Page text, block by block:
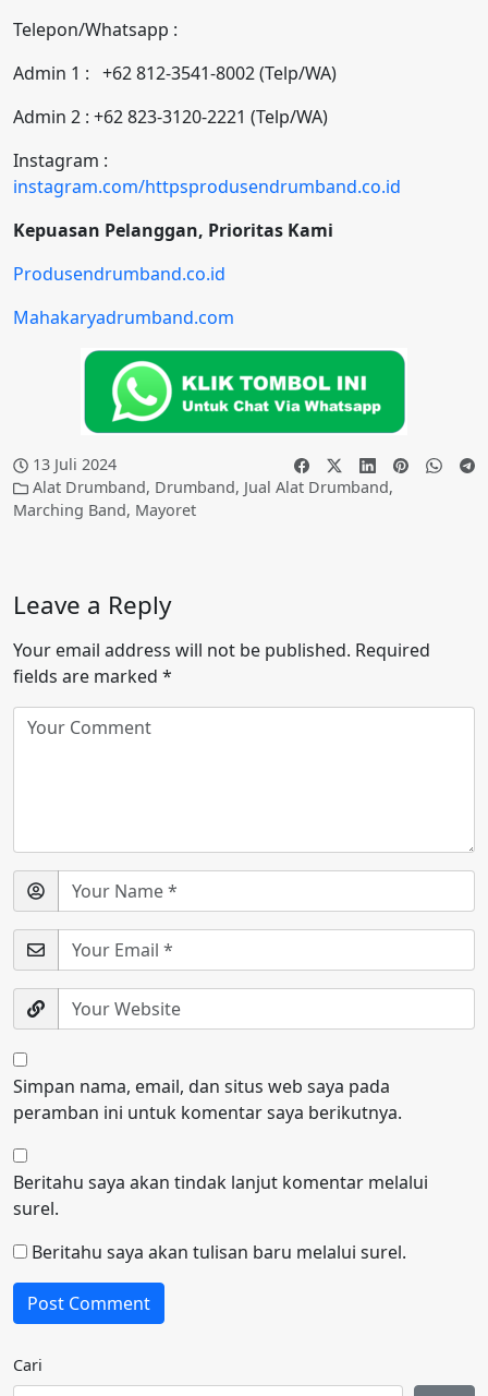
Telepon/Whatsapp :
Admin 1 : +62 812-3541-8002 (Telp/WA)
Admin 2 : +62 823-3120-2221 (Telp/WA)
Instagram :
instagram.com/httpsprodusendrumband.co.id
Kepuasan Pelanggan, Prioritas Kami
Produsendrumband.co.id
Mahakaryadrumband.com
13 Juli 2024
Alat Drumband, Drumband, Jual Alat Drumband,
Marching Band, Mayoret
Leave a Reply
Your email address will not be published. Required
fields are marked *
Simpan nama, email, dan situs web saya pada
peramban ini untuk komentar saya berikutnya.
Beritahu saya akan tindak lanjut komentar melalui
surel.
Beritahu saya akan tulisan baru melalui surel.
Cari